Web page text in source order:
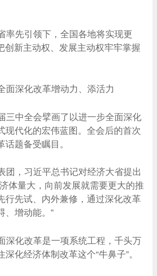
率先引领下，全国各地将实现更
创新主动权、发展主动权牢牢掌握
面深化改革增动力、添活力
三中全会擘画了以进一步全面深化
现代化的宏伟蓝图。全会后的首次
题备受瞩目。
团，习近平总书记对经济大省提出
体量大，向前发展就需要更大的推
行先试、内外兼修，通过深化改革
、增动能。”
深化改革是一项系统工程，千头万
化经济体制改革这个“牛鼻子”。